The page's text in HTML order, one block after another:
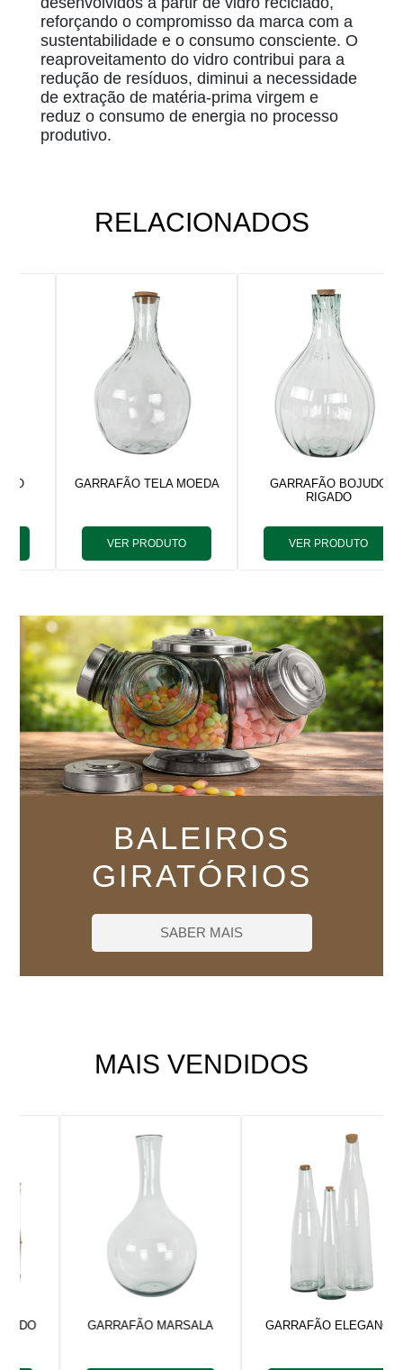
reforçando o compromisso da marca com a
sustentabilidade e o consumo consciente. O
reaproveitamento do vidro contribui para a
redução de resíduos, diminui a necessidade
de extração de matéria-prima virgem e
reduz o consumo de energia no processo
produtivo.
RELACIONADOS
GARRAFÃO TELA MOEDA
VER PRODUTO
GARRAFÃO BOJUDO
RIGADO
VER PRODUTO
BALEIROS
GIRATÓRIOS
SABER MAIS
MAIS VENDIDOS
GARRAFÃO MARSALA GARRAFÃO ELEGANCE